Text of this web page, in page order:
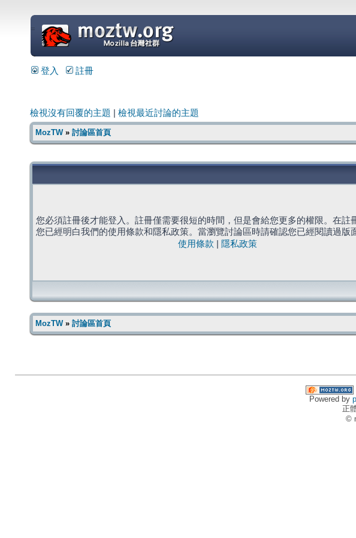
=
登入 註冊
檢視沒有回覆的主題 檢視最近討論的主題
MozTW» 討論區首頁
您必須註冊後才能登入。註冊僅需要很短的時間，但是會給您更多的權限。在註
您已經明白我們的使用條款和隱私政策。當瀏覽討論區時請確認您已經閱讀過版
使用條款
隱私政策
MozTW» 討論區首頁
Powered by
正
©